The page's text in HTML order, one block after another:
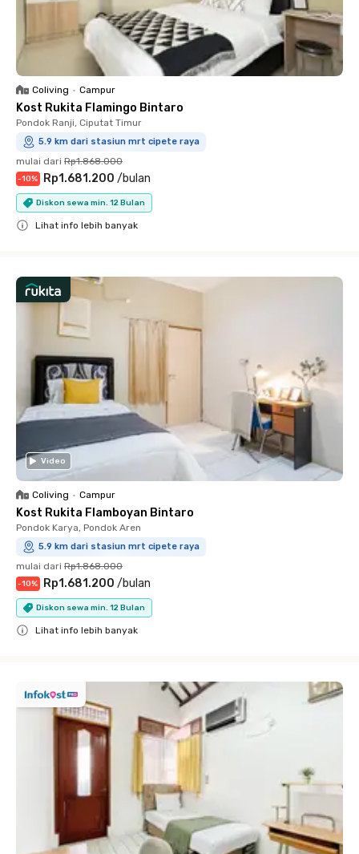
Coliving • Campur
Kost Rukita Flamingo Bintaro
Pondok Ranji, Ciputat Timur
5.9 km dari stasiun mrt cipete raya
mulai dari Rp1.868.000
-10% Rp1.681.200 /bulan
Diskon sewa min. 12 Bulan
Lihat info lebih banyak
Video
Coliving • Campur
Kost Rukita Flamboyan Bintaro
Pondok Karya, Pondok Aren
5.9 km dari stasiun mrt cipete raya
mulai dari Rp1.868.000
-10% Rp1.681.200 /bulan
Diskon sewa min. 12 Bulan
Lihat info lebih banyak